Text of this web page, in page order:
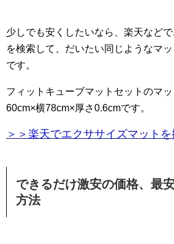
少しでも安くしたいなら、楽天など
を検索して、だいたい同じようなマ
です。
フィットキューブマットセットのマ
60cm×横78cm×厚さ0.6cmです。
＞＞楽天でエクササイズマット
できるだけ激安の価格、最
方法